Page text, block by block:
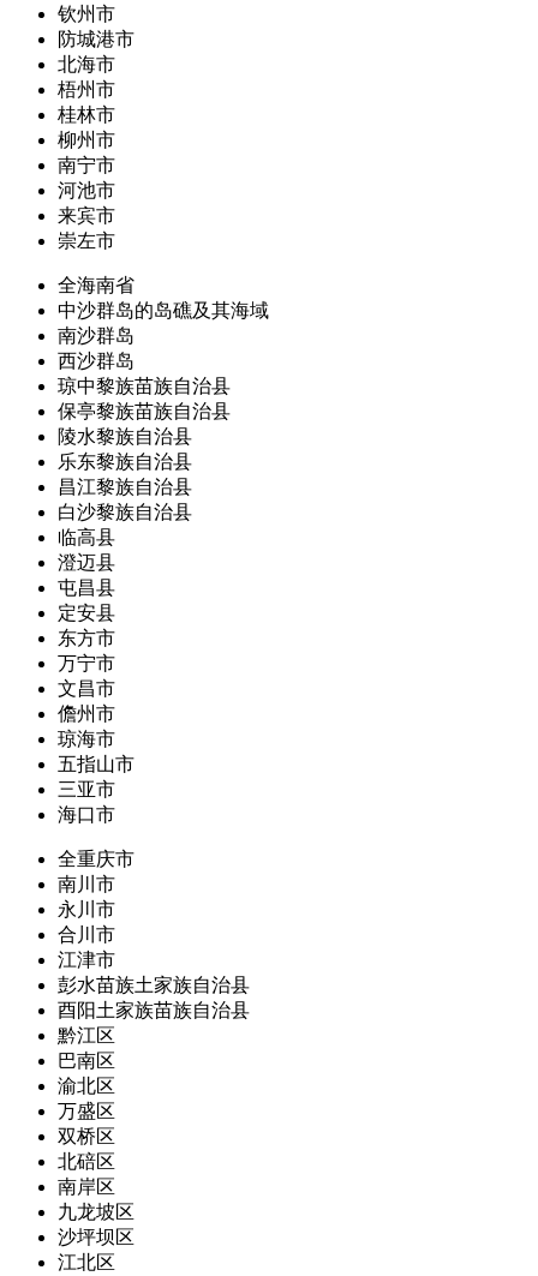
钦州市
防城港市
北海市
梧州市
桂林市
柳州市
南宁市
河池市
来宾市
崇左市
全海南省
中沙群岛的岛礁及其海域
南沙群岛
西沙群岛
琼中黎族苗族自治县
保亭黎族苗族自治县
陵水黎族自治县
乐东黎族自治县
昌江黎族自治县
白沙黎族自治县
临高县
澄迈县
屯昌县
定安县
东方市
万宁市
文昌市
儋州市
琼海市
五指山市
三亚市
海口市
全重庆市
南川市
永川市
合川市
江津市
彭水苗族土家族自治县
酉阳土家族苗族自治县
黔江区
巴南区
渝北区
万盛区
双桥区
北碚区
南岸区
九龙坡区
沙坪坝区
江北区